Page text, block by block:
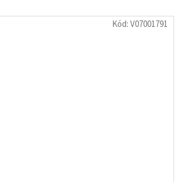
Kód:V07001791